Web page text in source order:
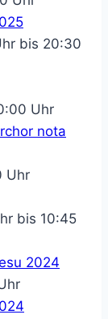
bis 20:30
Uhr
nota
Uhr
bis 10:45
2024